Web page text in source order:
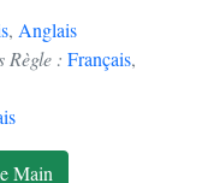
, Anglais
Règle : Français,
Main